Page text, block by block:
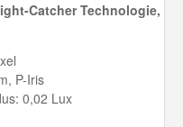
Catcher Technologie,
P-Iris
0,02 Lux